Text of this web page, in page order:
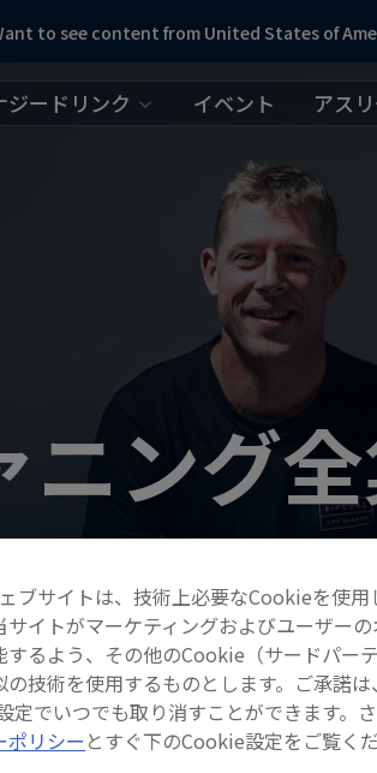
to see content from United States of
ジードリンク イベント アス
ニング
ブサイトは、技術上必要なCookieを使用
サイトがマーケティングおよびユーザー
するよう、その他のCookie（サードパー
の技術を使用するものとします。ご承諾
定でいつでも取り消すことができます。
ポリシー とすぐ下のCookie設定をご覧くだ